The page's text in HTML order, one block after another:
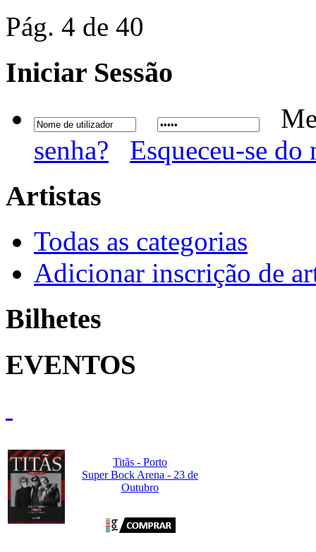
Pág. 4 de 40
Iniciar Sessão
senha?
Esqueceu-se
Artistas
Todas as categorias
Adicionar inscrição de
Bilhetes
EVENTOS
Titãs - Porto
Super Bock Arena - 23 de
Outubro